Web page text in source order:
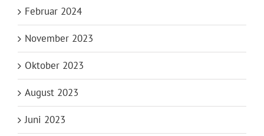
Februar 2024
November 2023
Oktober 2023
August 2023
Juni 2023